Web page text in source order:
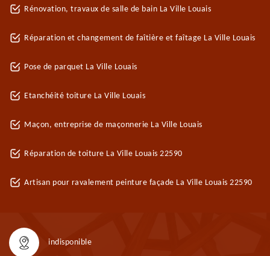
Rénovation, travaux de salle de bain La Ville Louais
Réparation et changement de faîtière et faîtage La Ville Louais
Pose de parquet La Ville Louais
Etanchéité toiture La Ville Louais
Maçon, entreprise de maçonnerie La Ville Louais
Réparation de toiture La Ville Louais 22590
Artisan pour ravalement peinture façade La Ville Louais 22590
indisponible